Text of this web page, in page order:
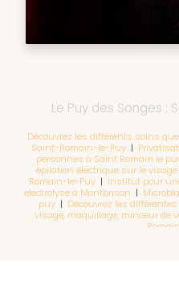
Le Puy des Songes :
Découvrez les différents soins
Saint-Romain-le-Puy |
personnes à Saint Romain le
épilation électrique sur le
Romain-le-Puy| Institut pour
electrolyse à Montbrison |
puy| Découvrez les
visage, maquillage, minceur de